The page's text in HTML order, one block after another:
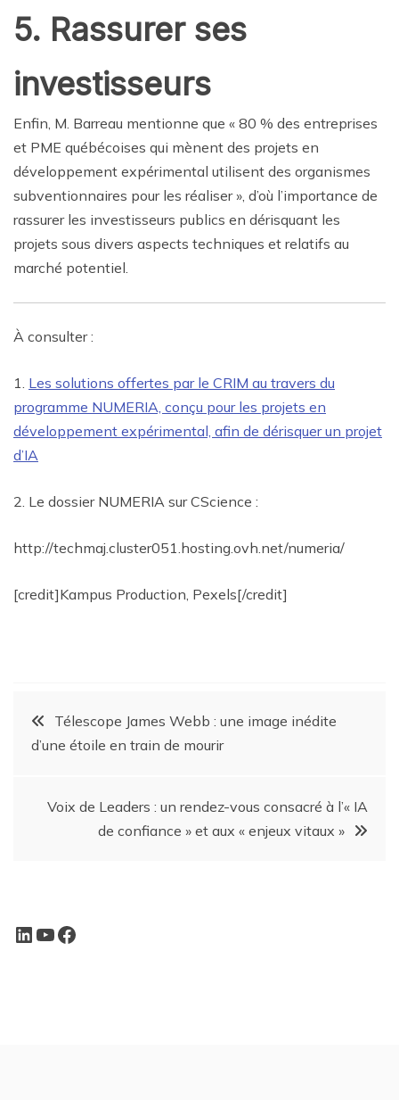
5. Rassurer ses
investisseurs
Enfin, M. Barreau mentionne que « 80 % des entreprises
et PME québécoises qui mènent des projets en
développement expérimental utilisent des organismes
subventionnaires pour les réaliser », d’où l’importance de
rassurer les investisseurs publics en dérisquant les
projets sous divers aspects techniques et relatifs au
marché potentiel.
À consulter :
1. Les solutions offertes par le CRIM au travers du
programme NUMERIA, conçu pour les projets en
développement expérimental, afin de dérisquer un projet
d’IA
2. Le dossier NUMERIA sur CScience :
http://techmaj.cluster051.hosting.ovh.net/numeria/
[credit]Kampus Production, Pexels[/credit]
Télescope James Webb : une image inédite
d’une étoile en train de mourir
Voix de Leaders : un rendez-vous consacré à l’« IA
de confiance » et aux « enjeux vitaux »